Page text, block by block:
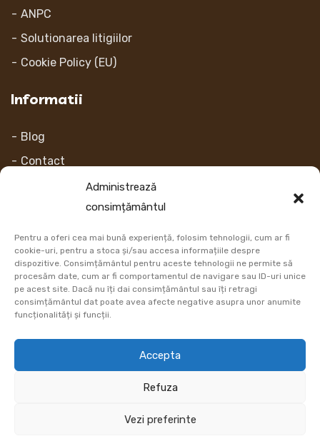
Administrează
consimțământul
Pentru a oferi cea mai bună experiență, folosim tehnologii, cum ar fi
cookie-uri, pentru a stoca și/sau accesa informațiile despre
dispozitive. Consimțământul pentru aceste tehnologii ne permite să
procesăm date, cum ar fi comportamentul de navigare sau ID-uri unice
pe acest site. Dacă nu îți dai consimțământul sau îți retragi
consimțământul dat poate avea afecte negative asupra unor anumite
funcționalități și funcții.
Accepta
Refuza
Vezi preferinte
ANPC
Solutionarea litigiilor
Cookie Policy (EU)
Informatii
Blog
Contact
Link-uri
Retur
Metoda de plata